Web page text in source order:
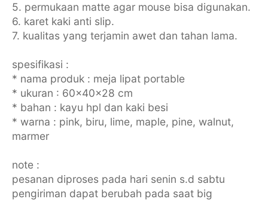
5. permukaan matte agar mouse bisa digunakan.
6. karet kaki anti slip.
7. kualitas yang terjamin awet dan tahan lama.
spesifikasi :
* nama produk : meja lipat portable
* ukuran : 60x40x28 cm
* bahan : kayu hpl dan kaki besi
* warna : pink, biru, lime, maple, pine, walnut,
marmer
note :
pesanan diproses pada hari senin s.d sabtu
pengiriman dapat berubah pada saat big